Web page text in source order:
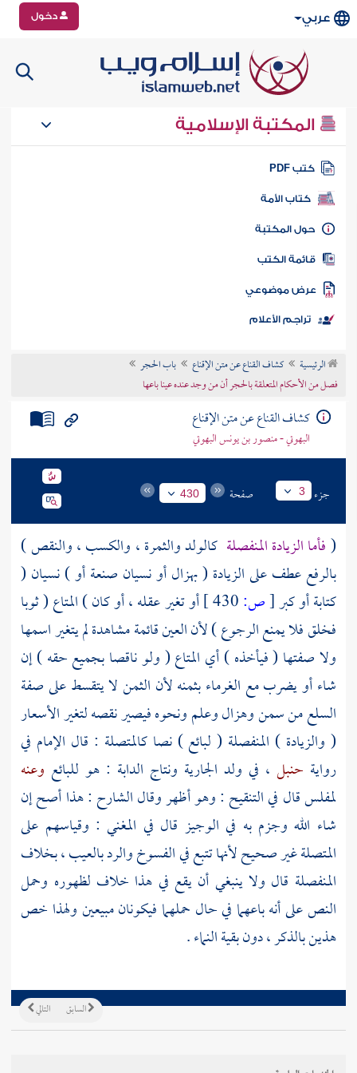
عربي دخول
المكتبة الإسلامية
كتب PDF
كتاب الأمة
المكتبة
الكتب
موضوعي
تراجم الأعلام
الرئيسية كشاف القناع عن متن الإقناع
باب الحجر
فصل من الأحكام المتعلقة بالحجر أن من وجد عنده عينا باعها
كشاف القناع عن متن الإقناع
البهوتي - منصور بن يونس البهوتي
جزء 3 صفحة 430
(فأما الزيادة المنفصلة كالولد والثمرة ، والكسب ، والنقص )
بالرفع عطف على الزيادة ( بهزال أو نسيان صنعة أو ) نسيان (
كتابة أو كبر[ص:
أو تغير عقله ، أو كان ) المتاع ( ثوبا
فخلق فلا يمنع الرجوع ) لأن العين قائمة مشاهدة لم يتغير اسمها
ولا صفتها ( فيأخذه ) أي المتاع ( ولو ناقصا بجميع حقه ) إن
شاء أو يضرب مع الغرماء بثمنه لأن الثمن لا يتقسط على صفة
السلع من سمن وهزال وعلم ونحوه فيصير نقصه لتغير الأسعار
( والزيادة ) المنفصلة ( لبائع ) نصا كالمتصلة : قال الإمام في
رواية حنبل ، في ولد الجارية ونتاج الدابة : هو للبائع وعنه
لمفلس قال في التنقيح : وهو أظهر وقالالشارح : هذا أصح إن
شاء الله وجزم به في الوجيز قال في المغني : وقياسهم على
المتصلة غير صحيح لأنها تتبع في الفسوخ والرد بالعيب ، بخلاف
المنفصلة قال ولا ينبغي أن يقع في هذا خلاف لظهوره وحمل
النص على أنه باعهما في حال حملهما فيكونان مبيعين ولهذا خص
هذين بالذكر ، دون بقية النماء .
التالي السابق